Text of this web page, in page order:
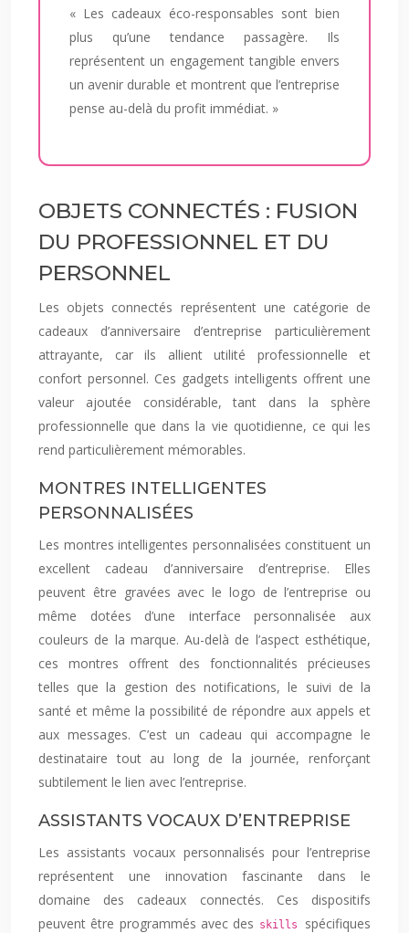
« Les cadeaux éco-responsables sont bien
plus qu’une tendance passagère. Ils
représentent un engagement tangible envers
un avenir durable et montrent que l’entreprise
pense au-delà du profit immédiat. »
OBJETS CONNECTÉS : FUSION
DU PROFESSIONNEL ET DU
PERSONNEL
Les objets connectés représentent une catégorie de
cadeaux d’anniversaire d’entreprise particulièrement
attrayante, car ils allient utilité professionnelle et
confort personnel. Ces gadgets intelligents offrent une
valeur ajoutée considérable, tant dans la sphère
professionnelle que dans la vie quotidienne, ce qui les
rend particulièrement mémorables.
MONTRES INTELLIGENTES
PERSONNALISÉES
Les montres intelligentes personnalisées constituent un
excellent cadeau d’anniversaire d’entreprise. Elles
peuvent être gravées avec le logo de l’entreprise ou
même dotées d’une interface personnalisée aux
couleurs de la marque. Au-delà de l’aspect esthétique,
ces montres offrent des fonctionnalités précieuses
telles que la gestion des notifications, le suivi de la
santé et même la possibilité de répondre aux appels et
aux messages. C’est un cadeau qui accompagne le
destinataire tout au long de la journée, renforçant
subtilement le lien avec l’entreprise.
ASSISTANTS VOCAUX D’ENTREPRISE
Les assistants vocaux personnalisés pour l’entreprise
représentent une innovation fascinante dans le
domaine des cadeaux connectés. Ces dispositifs
peuvent être programmés avec des skills spécifiques